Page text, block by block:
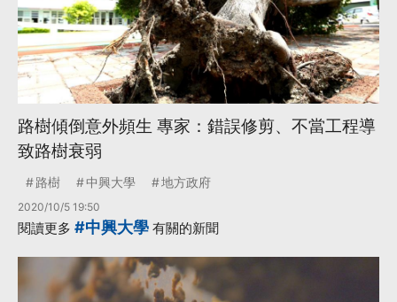
路樹傾倒意外頻生 專家：錯誤修剪、不當工程導
致路樹衰弱
路樹 中興大學 地方政府
2020/10/5 19:50
閱讀更多 #中興大學 有關的新聞